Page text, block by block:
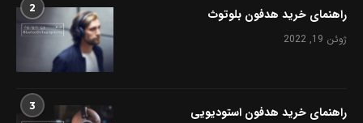
2 راهنمای خرید هدفون بلوتوث
ژوئن 19, 2022
3 راهنمای خرید هدفون استودیویی